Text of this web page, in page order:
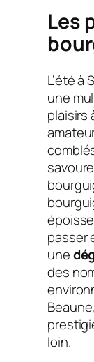
Les
L’été à
une
plaisirs
passer
une
des
loin.